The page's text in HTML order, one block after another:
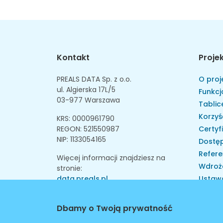
Kontakt
PREALS DATA Sp. z o.o.
ul. Algierska 17L/5
03-977 Warszawa
KRS: 0000961790
REGON: 521550987
NIP: 1133054165
Więcej informacji znajdziesz na
stronie:
data.preals.pl
O
Dbamy o Twoją prywatność